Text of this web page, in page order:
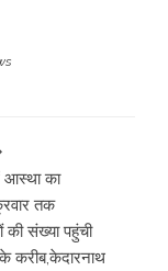
आस्था का
तक
की संख्या पहुंची
करीब,केदारनाथ